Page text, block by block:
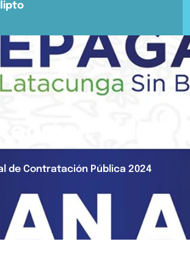
Pública
de Contratación Pública 2024